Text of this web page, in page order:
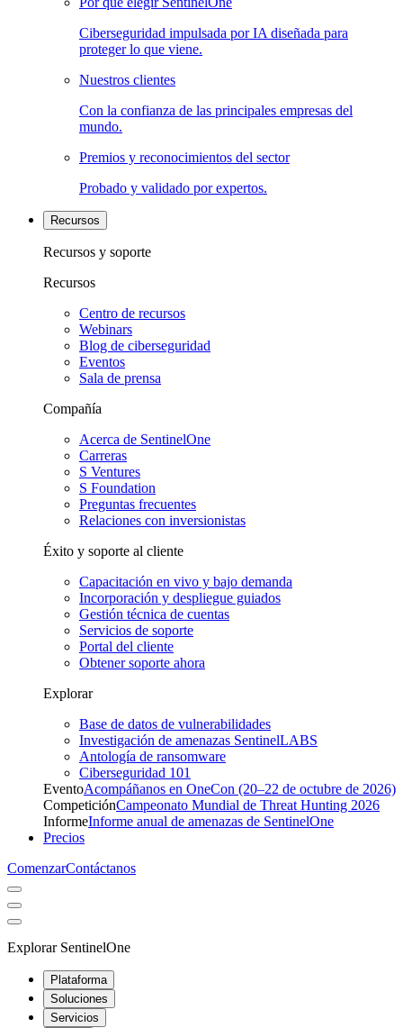
Ciberseguridad impulsada por IA diseñada para
proteger lo que viene.
Nuestros clientes
Con la confianza de las principales empresas del
mundo.
Premios y reconocimientos del sector
Probado y validado por expertos.
Recursos
Recursos y soporte
Recursos
Centro de recursos
Webinars
Blog de ciberseguridad
Eventos
Sala de prensa
Compañía
Acerca de SentinelOne
Carreras
S Ventures
S Foundation
Preguntas frecuentes
Relaciones con inversionistas
Éxito y soporte al cliente
Capacitación en vivo y bajo demanda
Incorporación y despliegue guiados
Gestión técnica de cuentas
Servicios de soporte
Portal del cliente
Obtener soporte ahora
Explorar
Base de datos de vulnerabilidades
Investigación de amenazas SentinelLABS
Antología de ransomware
Ciberseguridad 101
EventoAcompáñanos en OneCon (20–22 de octubre de 2026)
CompeticiónCampeonato Mundial de Threat Hunting 2026
InformeInforme anual de amenazas de SentinelOne
Precios
ComenzarContáctanos
Explorar SentinelOne
Plataforma
Soluciones
Servicios